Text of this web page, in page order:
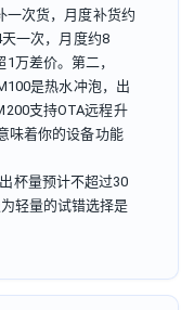
一次货，月度补货约
一次，月度约8
万差价。第二，
是热水冲泡，出
支持OTA远程升
味着你的设备功能
杯量预计不超过30
轻量的试错选择是